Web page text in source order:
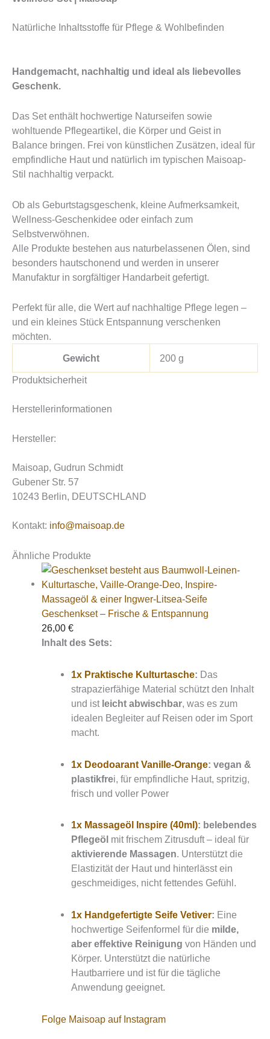
Natürliche Inhaltsstoffe für Pflege & Wohlbefinden
Handgemacht, nachhaltig und ideal als liebevolles
Geschenk.
Das Set enthält hochwertige Naturseifen sowie
wohltuende Pflegeartikel, die Körper und Geist in
Balance bringen. Frei von künstlichen Zusätzen, ideal für
empfindliche Haut und natürlich im typischen Maisoap-
Stil nachhaltig verpackt.
Ob als Geburtstagsgeschenk, kleine Aufmerksamkeit,
Wellness-Geschenkidee oder einfach zum
Selbstverwöhnen.
Alle Produkte bestehen aus naturbelassenen Ölen, sind
besonders hautschonend und werden in unserer
Manufaktur in sorgfältiger Handarbeit gefertigt.
Perfekt für alle, die Wert auf nachhaltige Pflege legen –
und ein kleines Stück Entspannung verschenken
möchten.
Gewicht
200 g
Produktsicherheit
Herstellerinformationen
Hersteller:
Maisoap, Gudrun Schmidt
Gubener Str. 57
10243 Berlin, DEUTSCHLAND
Kontakt: info@maisoap.de
Ähnliche Produkte
Geschenkset – Frische & Entspannung
26,00€
Inhalt des Sets:
1x Praktische Kulturtasche: Das
strapazierfähige Material schützt den Inhalt
und ist leicht abwischbar, was es zum
idealen Begleiter auf Reisen oder im Sport
macht.
1x Deodoarant Vanille-Orange:vegan &
plastikfrei, für empfindliche Haut, spritzig,
frisch und voller Power
1x Massageöl Inspire (40ml): belebendes
Pflegeöl mit frischem Zitrusduft – ideal für
aktivierende Massagen. Unterstützt die
Elastizität der Haut und hinterlässt ein
geschmeidiges, nicht fettendes Gefühl.
1x Handgefertigte Seife Vetiver: Eine
hochwertige Seifenformel für die milde,
aber effektive Reinigung von Händen und
Körper. Unterstützt die natürliche
Hautbarriere und ist für die tägliche
Anwendung geeignet.
Folge Maisoap auf Instagram